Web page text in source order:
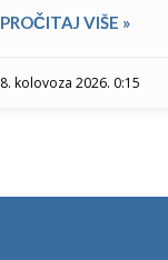
PROČITAJ VIŠE »
8. kolovoza 2026. 0:15